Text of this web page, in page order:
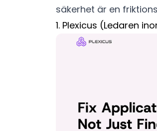
säkerhet är en
1. Plexicus (Ledaren